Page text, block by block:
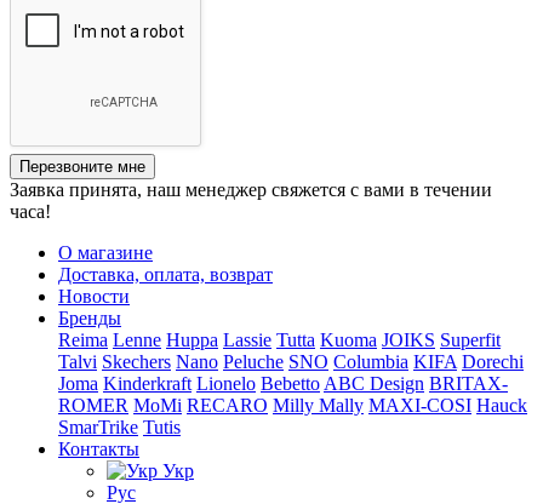
Перезвоните мне
Заявка принята, наш менеджер свяжется с вами в течении
часа!
О магазине
Доставка, оплата, возврат
Новости
Бренды
Reima Lenne Huppa Lassie Tutta Kuoma JOIKS Superfit
Talvi Skechers Nano Peluche SNO Columbia KIFA Dorechi
Joma Kinderkraft Lionelo Bebetto ABC Design BRITAX-
ROMER MoMi RECARO Milly Mally MAXI-COSI Hauck
SmarTrike Tutis
Контакты
Укр
Рус